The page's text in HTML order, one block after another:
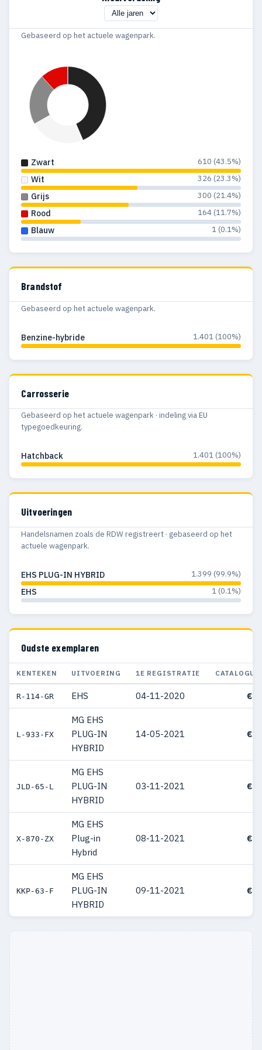
Gebaseerd op het actuele wagenpark.
Zwart 610 (43.5%)
Wit 326 (23.3%)
Grijs 300 (21.4%)
Rood 164 (11.7%)
Blauw 1 (0.1%)
Brandstof
Gebaseerd op het actuele wagenpark.
Benzine-hybride 1.401 (100%)
Carrosserie
Gebaseerd op het actuele wagenpark · indeling via EU
typegoedkeuring.
Hatchback 1.401 (100%)
Uitvoeringen
Handelsnamen zoals de RDW registreert · gebaseerd op het
actuele wagenpark.
EHS PLUG-IN HYBRID 1.399 (99.9%)
EHS 1 (0.1%)
Oudste exemplaren
KENTEKEN UITVOERING 1E REGISTRATIE
R-114-GR EHS 04-11-2020 €
L-933-FX
MG EHS
PLUG-IN
HYBRID
14-05-2021 €
JLD-65-L
MG EHS
PLUG-IN
HYBRID
03-11-2021 €
X-870-ZX
MG EHS
Plug-in
Hybrid
08-11-2021 €
KKP-63-F
MG EHS
PLUG-IN
HYBRID
09-11-2021 €